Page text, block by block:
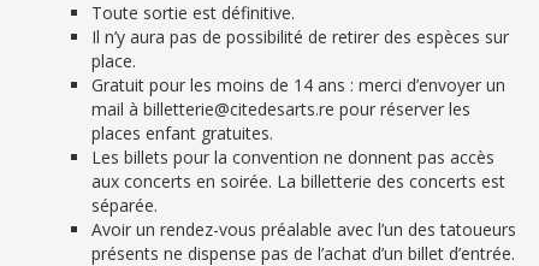
Toute sortie est définitive.
Il n’y aura pas de possibilité de retirer des espèces sur
place.
Gratuit pour les moins de 14 ans : merci d’envoyer un
mail à billetterie@citedesarts.re pour réserver les
places enfant gratuites.
Les billets pour la convention ne donnent pas accès
aux concerts en soirée. La billetterie des concerts est
séparée.
Avoir un rendez-vous préalable avec l’un des tatoueurs
présents ne dispense pas de l’achat d’un billet d’entrée.